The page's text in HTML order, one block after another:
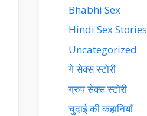
Bhabhi Sex
Hindi Sex Stories
Uncategorized
गे सेक्स स्टोरी
ग्रुप सेक्स स्टोरी
चुदाई की कहानियाँ